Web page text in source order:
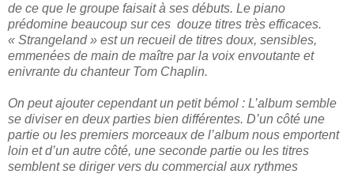
de ce que le groupe faisait à ses débuts. Le piano
prédomine beaucoup sur ces douze titres très efficaces.
« Strangeland » est un recueil de titres doux, sensibles,
emmenées de main de maître par la voix envoutante et
enivrante du chanteur Tom Chaplin.
On peut ajouter cependant un petit bémol : L’album semble
se diviser en deux parties bien différentes. D’un côté une
partie ou les premiers morceaux de l’album nous emportent
loin et d’un autre côté, une seconde partie ou les titres
semblent se diriger vers du commercial aux rythmes